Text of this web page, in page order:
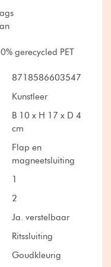
gerecycled PET
8718586603547
Kunstleer
B 10 x H 17 x D 4
cm
Flap en
magneetsluiting
1
2
Ja. verstelbaar
Ritssluiting
Goudkleurig